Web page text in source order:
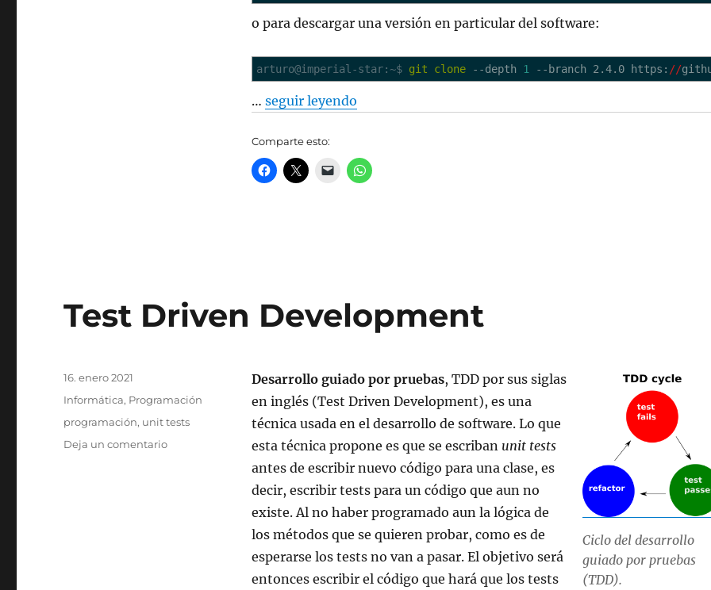
o para descargar una versión en particular del software:
arturo@imperial-star:~$ git clone --depth 1 --branch2.4.0 https: //
… seguir leyendo
Comparte esto:
Test Driven Development
Ciclo del desarrollo
guiado por pruebas
(TDD).
Desarrollo guiado por pruebas, TDD por sus siglas
en inglés (Test Driven Development), es una
técnica usada en el desarrollo de software. Lo que
esta técnica propone es que se escriban unit tests
antes de escribir nuevo código para una clase, es
decir, escribir tests para un código que aun no
existe. Al no haber programado aun la lógica de
los métodos que se quieren probar, como es de
esperarse los tests no van a pasar. El objetivo será
entonces escribir el código que hará que los tests
Publicado
16. enero 2021
Categorías
Informática, Programación
Etiquetas
programación, unit tests
Deja un comentarioen